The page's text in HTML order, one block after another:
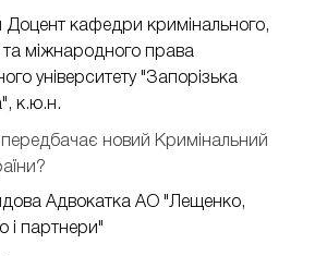
Доцент кафедри кримінального,
та міжнародного права
університету "Запорізька
к.ю.н.
передбачає новий Кримінальний
Адвокатка АО "Лещенко,
і партнери"